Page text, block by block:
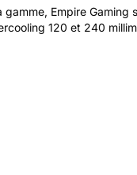
gamme, Empire Gaming
120 et 240